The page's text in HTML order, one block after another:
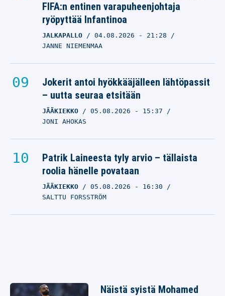
FIFA:n entinen varapuheenjohtaja
ryöpyttää Infantinoa
JALKAPALLO 04.08.2026 - 21:28
JANNE NIEMENMAA
Jokerit antoi hyökkääjälleen lähtöpassit
– uutta seuraa etsitään
JÄÄKIEKKO 05.08.2026 - 15:37
JONI AHOKAS
Patrik Laineesta tyly arvio – tällaista
roolia hänelle povataan
JÄÄKIEKKO 05.08.2026 - 16:30
SALTTU FORSSTRÖM
Näistä syistä Mohamed